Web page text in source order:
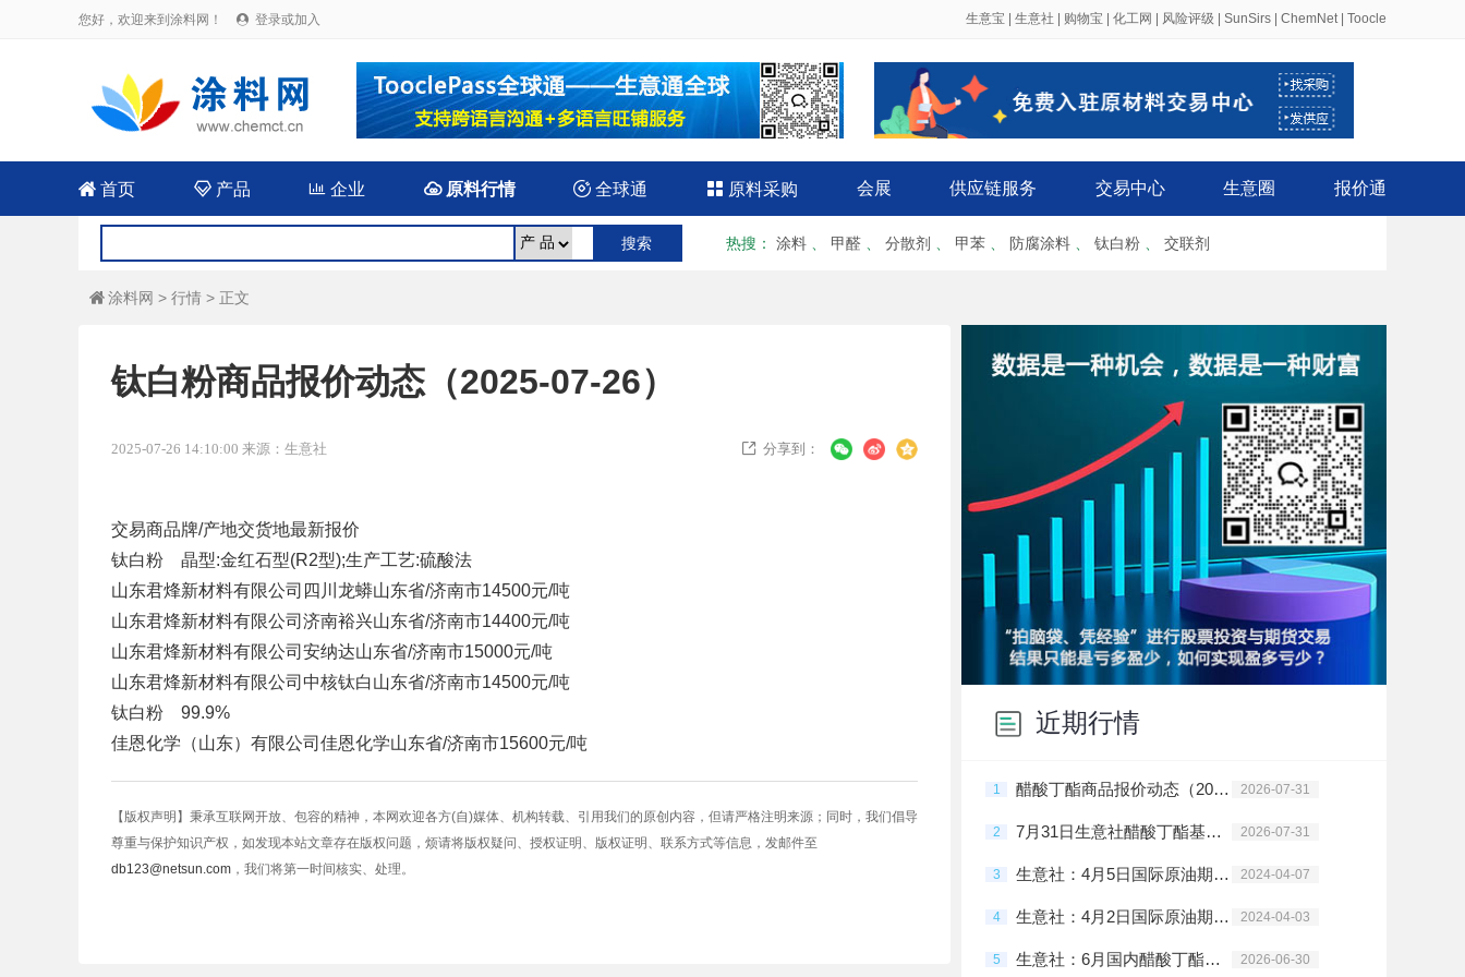
您好，欢迎来到涂料网！  登录或加入 生意宝 生意社 购物宝 化工网 风险评级 SunSirs ChemNet| Toocle
 首页 产品  企业 原料行情  全球通  原料采购 会展 供应链服务 交易中心 生意圈 报价通
热搜 ： 涂料 甲醛 分散剂 甲苯 防腐涂料 钛白粉 交联剂
 涂料网 > 行情 > 正文
钛白粉商品报价动态（2025-07-26）
2025-07-26 14:10:00 来源：生意社  分享到：
交易商品牌/产地交货地最新报价
钛白粉 晶型:金红石型(R2型);生产工艺:硫酸法
山东君烽新材料有限公司 四川龙蟒山东省/济南市14500元/吨
山东君烽新材料有限公司 济南裕兴山东省/济南市14400元/吨
山东君烽新材料有限公司 安纳达山东省/济南市15000元/吨
山东君烽新材料有限公司 中核钛白山东省/济南市14500元/吨
钛白粉 99.9%
佳恩化学（山东）有限公司 佳恩化学山东省/济南市15600元/吨
【版权声明】秉承互联网开放、包容的精神，本网欢迎各方(自)媒体、机构转载、引用我们的原创内容，但请严格注明来源；同时，我们倡导
尊重与保护知识产权，如发现本站文章存在版权问题，烦请将版权疑问、授权证明、版权证明、联系方式等信息，发邮件至
db123@netsun.com ，我们将第一时间核实、处理。
近期行情
1 醋酸丁酯商品报价动态（2026-07-31） 2026-07-31
2 7月31日生意社醋酸丁酯基准价为6725.00元/吨 2026-07-31
3 生意社：4月5日国际原油期货上涨 2024-04-07
4 生意社：4月2日国际原油期货上涨 2024-04-03
5 生意社：6月国内醋酸丁酯行情弱势下行 2026-06-30